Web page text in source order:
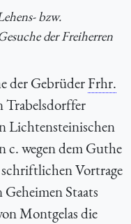
bzw.
der Freiherren
der GebrüderFrhr.
Trabelsdorffer
Lichtensteinischen
wegen dem Guthe
Vortrage
Staats
Montgelas die